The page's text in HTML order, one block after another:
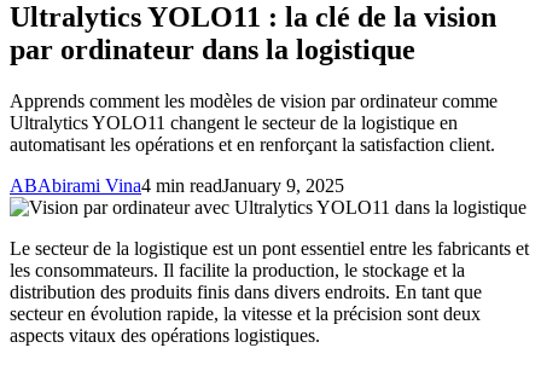
Ultralytics YOLO11 : la clé de la vision
par ordinateur dans la logistique
Apprends comment les modèles de vision par ordinateur comme
Ultralytics YOLO11 changent le secteur de la logistique en
automatisant les opérations et en renforçant la satisfaction client.
ABAbirami Vina4 min readJanuary 9, 2025
Le secteur de la logistique est un pont essentiel entre les fabricants et
les consommateurs. Il facilite la production, le stockage et la
distribution des produits finis dans divers endroits. En tant que
secteur en évolution rapide, la vitesse et la précision sont deux
aspects vitaux des opérations logistiques.